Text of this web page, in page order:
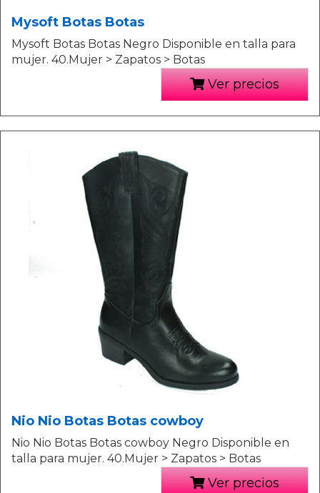
Mysoft Botas Botas
Mysoft Botas Botas Negro Disponible en talla para
mujer. 40.Mujer > Zapatos > Botas
Ver precios
Nio Nio Botas Botas cowboy
Nio Nio Botas Botas cowboy Negro Disponible en
talla para mujer. 40.Mujer > Zapatos > Botas
Ver precios